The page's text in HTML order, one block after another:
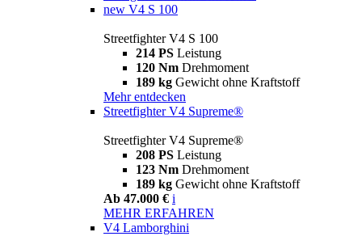
new V4 S 100
Streetfighter V4 S 100
214 PS Leistung
120 Nm Drehmoment
189 kg Gewicht ohne Kraftstoff
Mehr entdecken
Streetfighter V4 Supreme®
Streetfighter V4 Supreme®
208 PS Leistung
123 Nm Drehmoment
189 kg Gewicht ohne Kraftstoff
Ab 47.000 € i
MEHR ERFAHREN
V4 Lamborghini